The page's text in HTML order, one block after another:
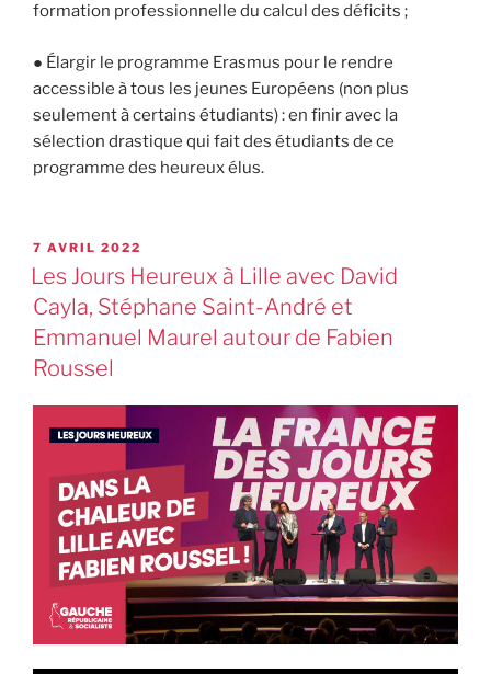
formation professionnelle du calcul des déficits ;
● Élargir le programme Erasmus pour le rendre
accessible à tous les jeunes Européens (non plus
seulement à certains étudiants) : en finir avec la
sélection drastique qui fait des étudiants de ce
programme des heureux élus.
7 AVRIL 2022
Les Jours Heureux à Lille avec David
Cayla, Stéphane Saint-André et
Emmanuel Maurel autour de Fabien
Roussel